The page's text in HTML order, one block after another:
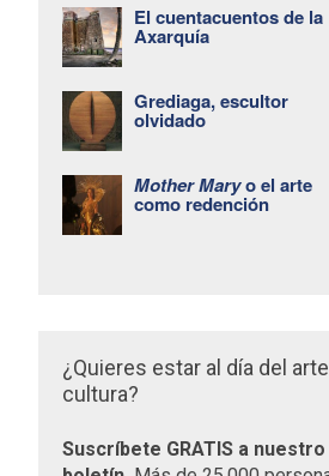
El cuentacuentos de la
Axarquía
Grediaga, escultor
olvidado
Mother Maryo el arte
como redención
¿Quieres estar al día del
cultura?
Suscríbete GRATIS a nuestro